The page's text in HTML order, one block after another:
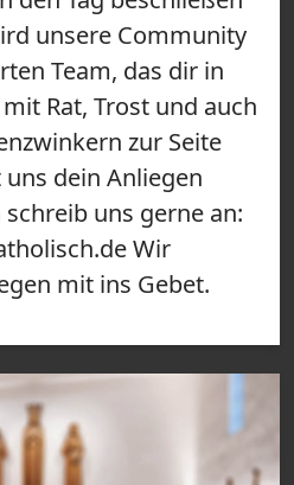
unsere Community
Team, das dir in
Rat, Trost und auch
zur Seite
dein Anliegen
uns gerne an:
Wir
mit ins Gebet.